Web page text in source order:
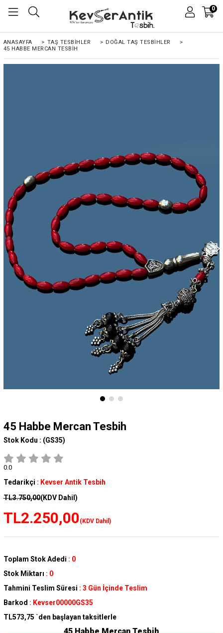
0
ANASAYFA > TAŞ TESBİHLER > DOĞAL TAŞ TESBİHLER
>
45 HABBE MERCAN TESBIH
45 Habbe Mercan Tesbih
Stok Kodu : (GS35)
0.0
Tedarikçi : Kevser Antik Tesbih
TL3.750,00(KDV Dahil)
TL2.250,00(KDV Dahil)
Toplam Stok Adedi : 0
Stok Miktarı : 0
Tahmini Teslim Süresi : 3 Gün İçinde Teslim
Barkod : Kevser00000GS35
TL573,75 `den başlayan taksitlerle